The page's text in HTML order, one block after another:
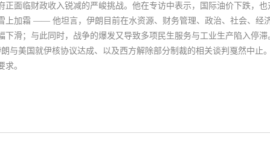
正面临财政收入锐减的严峻挑战。他在专访中表示，国际油价下跌，也
上加霜 —— 他坦言，伊朗目前在水资源、财务管理、政治、社会、经
下滑；与此同时，战争的爆发又导致多项民生服务与工业生产陷入停滞
与美国就伊核协议达成、以及西方解除部分制裁的相关谈判戛然中止
。